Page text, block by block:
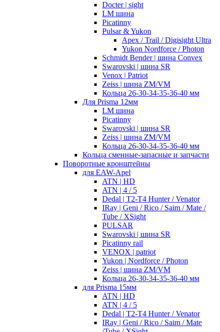
Docter | sight
LM шина
Picatinny
Pulsar & Yukon
Apex / Trail / Digisight Ultra
Yukon Nordforce / Photon
Schmidt Bender | шина Convex
Swarovski | шина SR
Venox | Patriot
Zeiss | шина ZM/VM
Кольца 26-30-34-35-36-40 мм
Для Prisma 12мм
LM шина
Picatinny
Swarovski | шина SR
Zeiss | шина ZM/VM
Кольца 26-30-34-35-36-40 мм
Кольца сменные-запасные и запчасти
Поворотные кронштейны
для EAW-Apel
ATN | HD
ATN | 4 / 5
Dedal | T2-T4 Hunter / Venator
IRay | Geni / Rico / Saim / Mate /
Tube / XSight
PULSAR
Swarovski | шина SR
Picatinny rail
VENOX | patriot
Yukon | Nordforce / Photon
Zeiss | шина ZM/VM
Кольца 26-30-34-35-36-40 мм
для Prisma 15мм
ATN | HD
ATN | 4 / 5
Dedal | T2-T4 Hunter / Venator
IRay | Geni / Rico / Saim / Mate